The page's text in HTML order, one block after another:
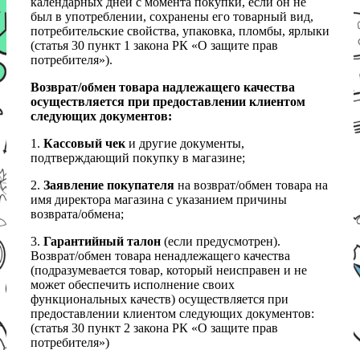
был в употреблении, сохранены его товарный вид,
потребительские свойства, упаковка, пломбы, ярлыки
(статья 30 пункт 1 закона РК «О защите прав
потребителя»).
Возврат/обмен товара надлежащего качества
осуществляется при предоставлении клиентом
следующих документов:
1. Кассовый чек и другие документы,
подтверждающий покупку в магазине;
2. Заявление покупателя на возврат/обмен товара на
имя директора магазина с указанием причины
возврата/обмена;
3. Гарантийный талон (если предусмотрен).
Возврат/обмен товара ненадлежащего качества
(подразумевается товар, который неисправен и не
может обеспечить исполнение своих
функциональных качеств) осуществляется при
предоставлении клиентом следующих документов:
(статья 30 пункт 2 закона РК «О защите прав
потребителя»)